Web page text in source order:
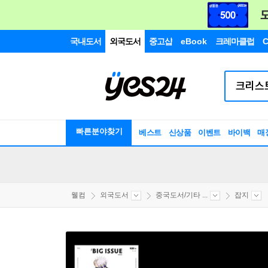
국내도서 외국도서 중고샵 eBook 크레마클럽
빠른분야찾기 베스트 신상품 이벤트 바이백 매
웰컴 외국도서 중국도서/기타 ... 잡지